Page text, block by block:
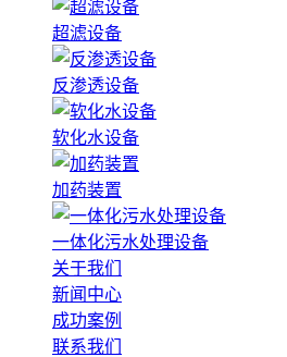
超滤设备
反渗透设备
软化水设备
加药装置
一体化污水处理设备
关于我们
新闻中心
成功案例
联系我们